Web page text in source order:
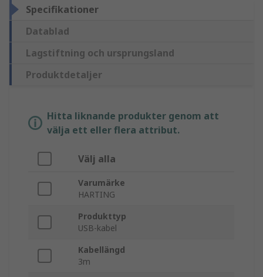
Specifikationer
Datablad
Lagstiftning och ursprungsland
Produktdetaljer
Hitta liknande produkter genom att
välja ett eller flera attribut.
Välj alla
Varumärke
HARTING
Produkttyp
USB-kabel
Kabellängd
3m